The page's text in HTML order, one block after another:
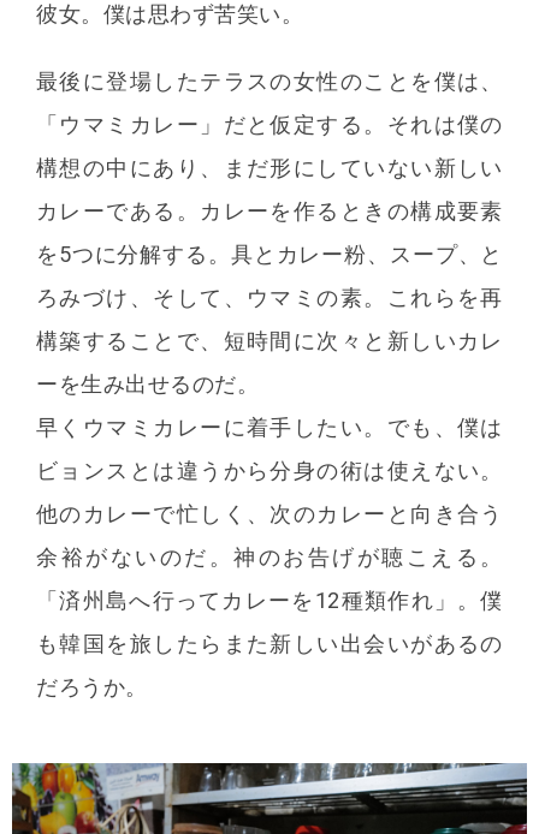
彼女。僕は思わず苦笑い。
最後に登場したテラスの女性のことを僕は、
「ウマミカレー」だと仮定する。それは僕の
構想の中にあり、まだ形にしていない新しい
カレーである。カレーを作るときの構成要素
を5つに分解する。具とカレー粉、スープ、と
ろみづけ、そして、ウマミの素。これらを再
構築することで、短時間に次々と新しいカレ
ーを生み出せるのだ。
早くウマミカレーに着手したい。でも、僕は
ビョンスとは違うから分身の術は使えない。
他のカレーで忙しく、次のカレーと向き合う
余裕がないのだ。神のお告げが聴こえる。
「済州島へ行ってカレーを12種類作れ」。僕
も韓国を旅したらまた新しい出会いがあるの
だろうか。